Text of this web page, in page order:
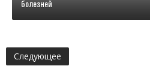
болезней
Следующее